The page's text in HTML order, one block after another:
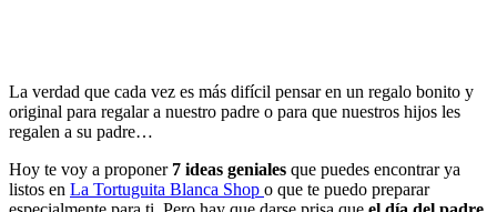
La verdad que cada vez es más difícil pensar en un regalo bonito y
original para regalar a nuestro padre o para que nuestros hijos les
regalen a su padre…
Hoy te voy a proponer7 ideas geniales que puedes encontrar ya
listos en La Tortuguita Blanca Shop o que te puedo preparar